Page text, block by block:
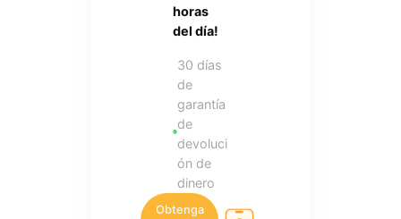
horas
del día!
30 días
de
garantía
de
devoluci
ón de
dinero
Obtenga